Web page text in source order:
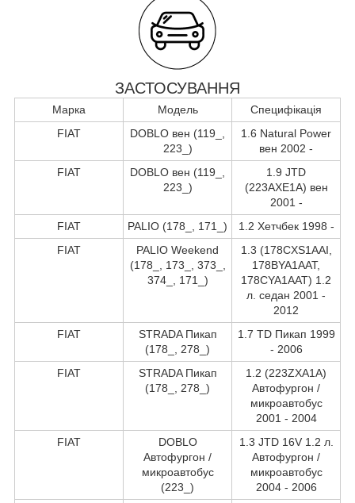
ЗАСТОСУВАННЯ
Марка Модель
Специфікація
FIAT
DOBLO вен (119_,
223_)
1.6 Natural Power
вен 2002 -
FIAT
DOBLO вен (119_,
223_)
1.9 JTD
(223AXE1A) вен
2001 -
FIAT
PALIO (178_, 171_)
1.2 Хетчбек 1998 -
FIAT
PALIO Weekend
(178_, 173_, 373_,
374_, 171_)
1.3 (178CXS1AAI,
178BYA1AAT,
178CYA1AAT) 1.2
л. седан 2001 -
2012
FIAT
STRADA Пикап
(178_, 278_)
1.7 TD Пикап 1999
- 2006
FIAT
STRADA Пикап
(178_, 278_)
1.2 (223ZXA1A)
Автофургон /
микроавтобус
2001 - 2004
FIAT
DOBLO
Автофургон /
микроавтобус
(223_)
1.3 JTD 16V 1.2 л.
Автофургон /
микроавтобус
2004 - 2006